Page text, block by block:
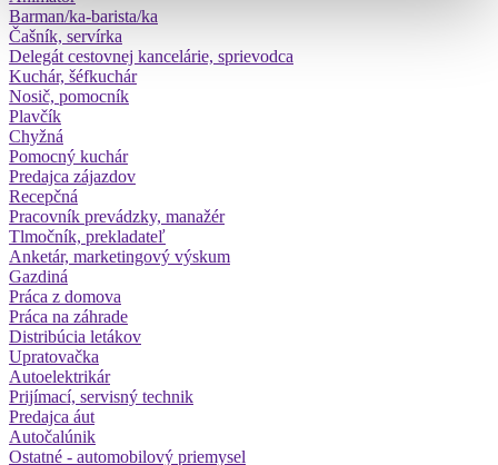
Barman/ka-barista/ka
Čašník, servírka
Delegát cestovnej kancelárie, sprievodca
Kuchár, šéfkuchár
Nosič, pomocník
Plavčík
Chyžná
Pomocný kuchár
Predajca zájazdov
Recepčná
Pracovník prevádzky, manažér
Tlmočník, prekladateľ
Anketár, marketingový výskum
Gazdiná
Práca z domova
Práca na záhrade
Distribúcia letákov
Upratovačka
Autoelektrikár
Prijímací, servisný technik
Predajca áut
Autočalúnik
Ostatné - automobilový priemysel